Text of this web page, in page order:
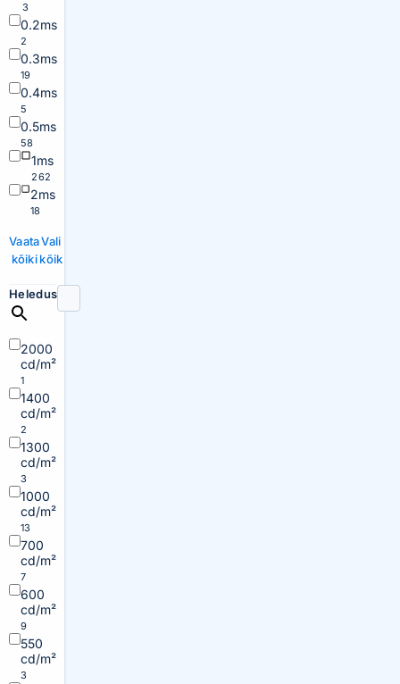
3
0.2ms
2
0.3ms
19
0.4ms
5
0.5ms
58
1ms
262
2ms
18
Vaata
kõiki
Vali
kõik
Heledus
2000
cd/m²
1
1400
cd/m²
2
1300
cd/m²
3
1000
cd/m²
13
700
cd/m²
7
600
cd/m²
9
550
cd/m²
3